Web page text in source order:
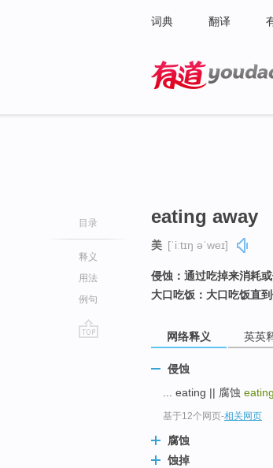
词典 翻译
目录
释义
用法
例句
eating away
美 [ˈiːtɪŋ əˈweɪ]
侵蚀：通过吃掉来消耗或
大口吃饭：大口吃饭直到
网络释义 英英
侵蚀
... eating || 腐蚀
基于12个网页-相关网页
腐蚀
蚀掉